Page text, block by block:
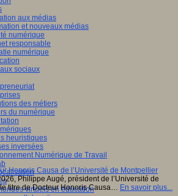
aux médias
et nouveaux médias
numérique
responsable
numérique
sociaux
des métiers
du numérique
heuristiques
inversées
Numérique de Travail
virtuels en éducation
Honoris Causa de l’Université de Montpellier
Philippe Augé, président de l’Université de
titre de Docteur Honoris Causa… En savoir plus...